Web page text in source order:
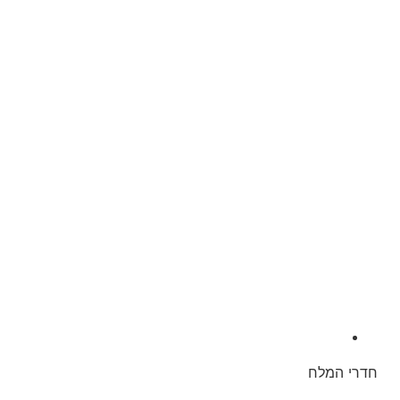
חדרי המלח